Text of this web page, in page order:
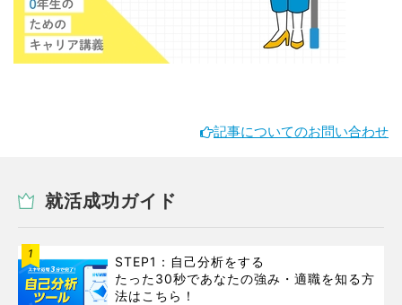
記事についてのお問い合わせ
就活成功ガイド
1
STEP1：自己分析をする
たった30秒であなたの強み・適職を知る方
法はこちら！